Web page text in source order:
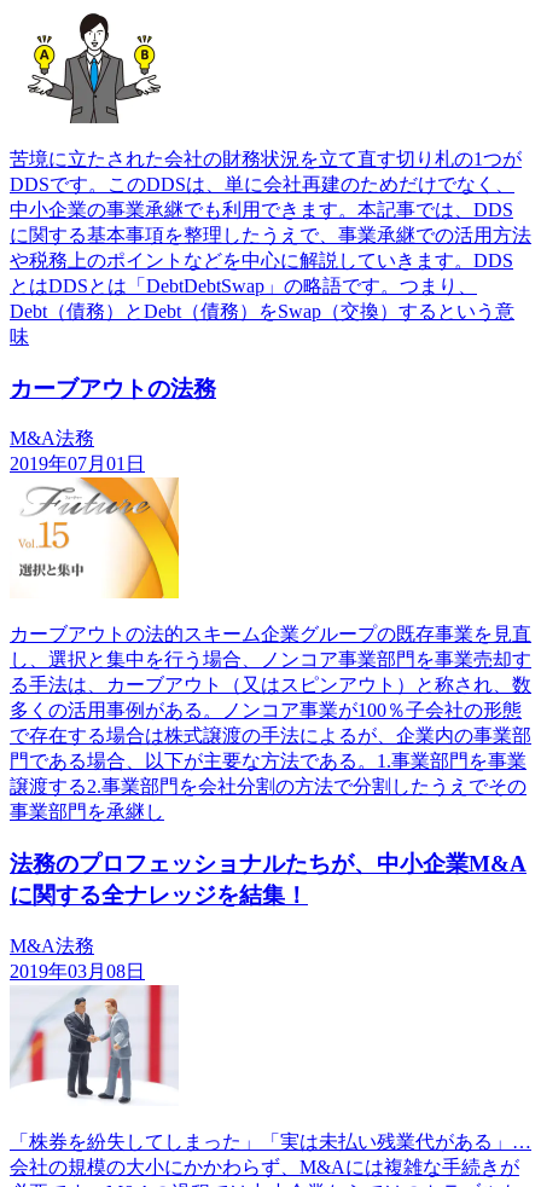
苦境に立たされた会社の財務状況を立て直す切り札の1つが
DDSです。このDDSは、単に会社再建のためだけでなく、
中小企業の事業承継でも利用できます。本記事では、DDS
に関する基本事項を整理したうえで、事業承継での活用方法
や税務上のポイントなどを中心に解説していきます。DDS
とはDDSとは「DebtDebtSwap」の略語です。つまり、
Debt（債務）とDebt（債務）をSwap（交換）するという意
味
カーブアウトの法務
M&A法務
2019年07月01日
カーブアウトの法的スキーム企業グループの既存事業を見直
し、選択と集中を行う場合、ノンコア事業部門を事業売却す
る手法は、カーブアウト（又はスピンアウト）と称され、数
多くの活用事例がある。ノンコア事業が100％子会社の形態
で存在する場合は株式譲渡の手法によるが、企業内の事業部
門である場合、以下が主要な方法である。1.事業部門を事業
譲渡する2.事業部門を会社分割の方法で分割したうえでその
事業部門を承継し
法務のプロフェッショナルたちが、中小企業M&A
に関する全ナレッジを結集！
M&A法務
2019年03月08日
「株券を紛失してしまった」「実は未払い残業代がある」…
会社の規模の大小にかかわらず、M&Aには複雑な手続きが